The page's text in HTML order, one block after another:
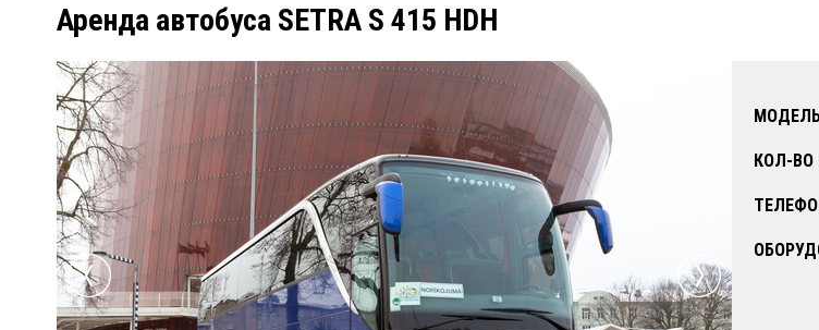
Аренда автобуса SETRA S 415 HDH
КОЛ-ВО